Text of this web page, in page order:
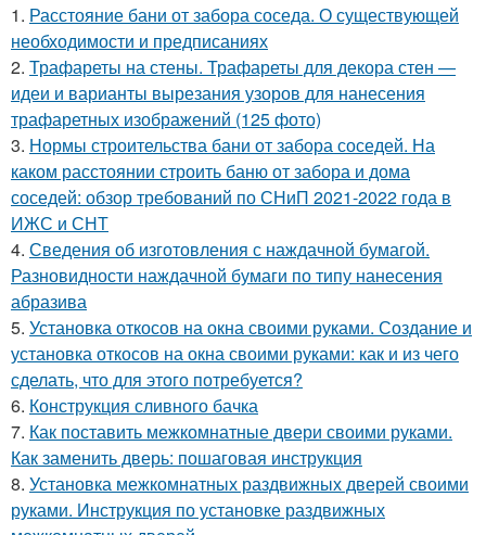
1. Расстояние бани от забора соседа. О существующей
необходимости и предписаниях
2. Трафареты на стены. Трафареты для декора стен —
идеи и варианты вырезания узоров для нанесения
трафаретных изображений (125 фото)
3. Нормы строительства бани от забора соседей. На
каком расстоянии строить баню от забора и дома
соседей: обзор требований по СНиП 2021-2022 года в
ИЖС и СНТ
4. Сведения об изготовления с наждачной бумагой.
Разновидности наждачной бумаги по типу нанесения
абразива
5. Установка откосов на окна своими руками. Создание и
установка откосов на окна своими руками: как и из чего
сделать, что для этого потребуется?
6. Конструкция сливного бачка
7. Как поставить межкомнатные двери своими руками.
Как заменить дверь: пошаговая инструкция
8. Установка межкомнатных раздвижных дверей своими
руками. Инструкция по установке раздвижных